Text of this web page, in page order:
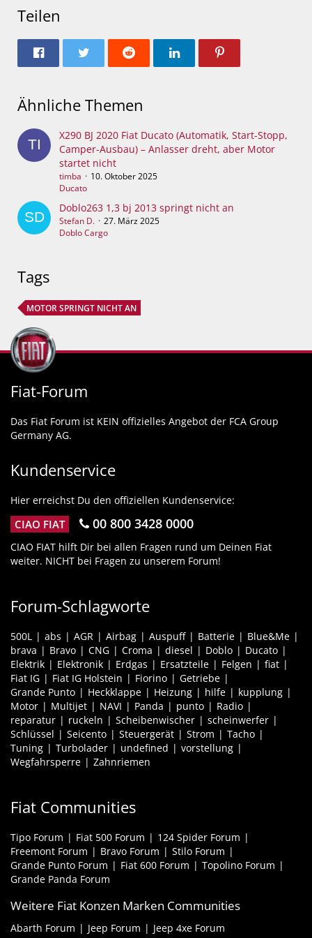
Teilen
Ähnliche Themen
X290 BJ 2020 Fiat Ducato (Automatik, Start-Stopp,
Camper-Ausbau) – Anlasser dreht, aber Motor
startet nicht
timba
10. Oktober 2025
Ducato
Doblo263 1,3 bj 2013 springt nicht an
Stefan D.
27. März 2025
Doblo Cargo
Tags
MOTOR SPRINGT NICHT AN
Fiat-Forum
Das Fiat Forum ist KEIN offizielles Angebot der FCA Group
Germany AG.
Kundenservice
Hier erreichst Du den offiziellen Kundenservice:
CIAO FIAT 00 800 3428 0000
CIAO FIAT hilft Dir bei allen Fragen rund um Deinen Fiat
weiter. NICHT bei Fragen zu unserem Forum!
Forum-Schlagworte
500L abs AGR Airbag Auspuff Batterie
Blue&Me
brava
Bravo CNG Croma diesel Doblo
Ducato
Elektrik
Elektronik Erdgas Ersatzteile Felgen
fiat
Fiat IG
Fiat IG Holstein Fiorino
Getriebe
Grande Punto
Heckklappe Heizung hilfe
kupplung
Motor
Multijet NAVI Panda punto
Radio
reparatur
ruckeln Scheibenwischer
scheinwerfer
Schlüssel
Seicento Steuergerät Strom
Tacho
Tuning
Turbolader undefined
vorstellung
Wegfahrsperre
Zahnriemen
Fiat Communities
Tipo Forum Fiat 500 Forum
124 Spider Forum
Freemont Forum
Bravo Forum
Stilo Forum
Grande Punto Forum
Fiat 600 Forum
Topolino Forum
Grande Panda Forum
Weitere Fiat Konzen Marken Communities
Abarth Forum Jeep Forum Jeep 4xe Forum